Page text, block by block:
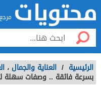
الرئيسية / العناية والجمال ،
بسرعة فائقة .. وصفات سهلة